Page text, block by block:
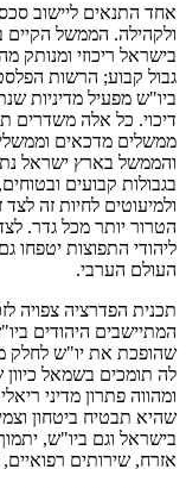
אחד התנאים ליישוב
ולקהילה. הממשל הקיים
בישראל ריכוזי ומנותק
גבול קבוע; הרשות
ביו"ש מפעיל מדיניות
דיכוי. כל אלה משדרים
ממשלים מדכאים
והממשל בארץ ישראל
בגבולות קבועים
ולמיעוטים לחיות זה
הטרור יותר מכל גדר.
ליהודי התפוצות
העולם הערבי.
תכנית הפדרציה צפויה
המתיישבים היהודים
שהופכת את יו"ש לחלק
לה תומכים בשמאל כיוון
ומהווה פתרון מדיני
שהיא תבטיח ביטחון
בישראל וגם ביו"ש,
אזרח, שירותים